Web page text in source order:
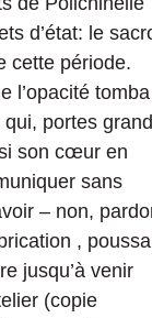
d’état: le
cette période.
l’opacité tomba
portes
son cœur en
sans
– non,
,
jusqu’à venir
(copie